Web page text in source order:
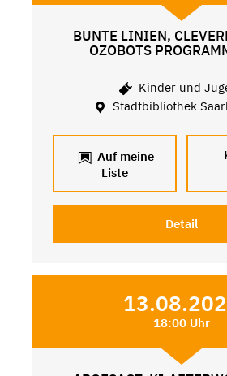
BUNTE LINIEN,
OZOBOTS
Kinder und
Stadtbibliothek
Auf meine
Liste
Detail
18:00 Uhr